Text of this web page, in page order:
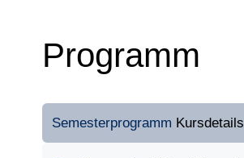
Programm
Semesterprogramm Kursdetails